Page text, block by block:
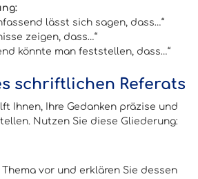
lässt sich sagen, dass…“
zeigen, dass…“
könnte man feststellen, dass…“
schriftlichen Referats
Ihnen, Ihre Gedanken präzise und
Nutzen Sie diese Gliederung:
vor und erklären Sie dessen